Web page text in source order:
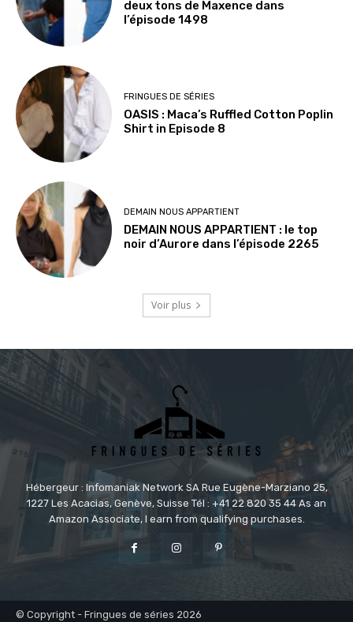
deux tons de Maxence dans
l’épisode 1498
FRINGUES DE SÉRIES
OASIS : Maca’s Ruffled Cotton Poplin
Shirt in Episode 8
DEMAIN NOUS APPARTIENT
DEMAIN NOUS APPARTIENT : le top
noir d’Aurore dans l’épisode 2265
Voir plus
Hébergeur : Infomaniak Network SA Rue Eugène-Marziano 25,
1227 Les Acacias, Genève, Suisse Tél : +41 22 820 35 44 As an
Amazon Associate, I earn from qualifying purchases.
© Copyright - Fringues de séries 2026